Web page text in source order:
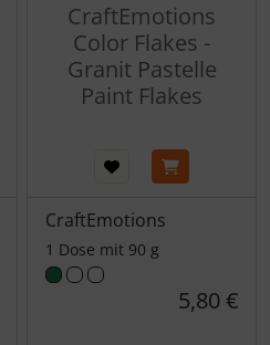
CraftEmotions
Color Flakes -
Granit Pastelle
Paint Flakes
CraftEmotions
1 Dose mit 90 g
5,80 €